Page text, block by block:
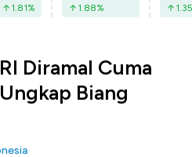
1.81% 1.88% 1.35
Diramal Cuma
Biang